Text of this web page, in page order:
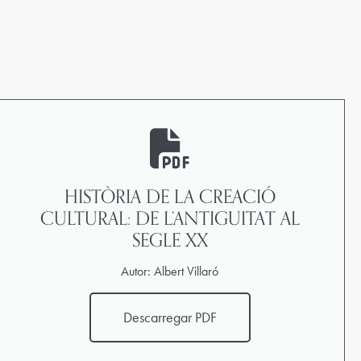
HISTÒRIA DE LA CREACIÓ
CULTURAL: DE L’ANTIGUITAT AL
SEGLE XX
Autor: Albert Villaró
Descarregar PDF